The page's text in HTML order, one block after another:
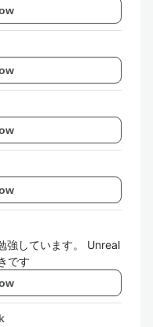
強しています。 Unreal
です